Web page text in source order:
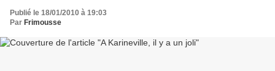
Publié le 18/01/2010 à 19:03
Par Frimousse